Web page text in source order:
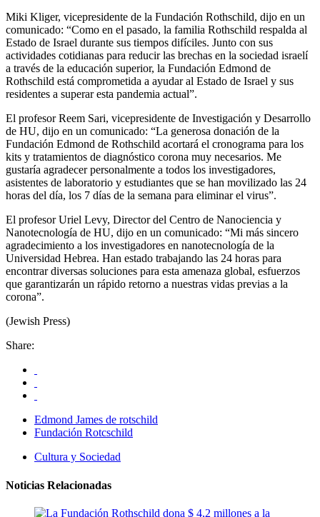
Miki Kliger, vicepresidente de la Fundación Rothschild, dijo en un
comunicado: “Como en el pasado, la familia Rothschild respalda al
Estado de Israel durante sus tiempos difíciles. Junto con sus
actividades cotidianas para reducir las brechas en la sociedad israelí
a través de la educación superior, la Fundación Edmond de
Rothschild está comprometida a ayudar al Estado de Israel y sus
residentes a superar esta pandemia actual”.
El profesor Reem Sari, vicepresidente de Investigación y Desarrollo
de HU, dijo en un comunicado: “La generosa donación de la
Fundación Edmond de Rothschild acortará el cronograma para los
kits y tratamientos de diagnóstico corona muy necesarios. Me
gustaría agradecer personalmente a todos los investigadores,
asistentes de laboratorio y estudiantes que se han movilizado las 24
horas del día, los 7 días de la semana para eliminar el virus”.
El profesor Uriel Levy, Director del Centro de Nanociencia y
Nanotecnología de HU, dijo en un comunicado: “Mi más sincero
agradecimiento a los investigadores en nanotecnología de la
Universidad Hebrea. Han estado trabajando las 24 horas para
encontrar diversas soluciones para esta amenaza global, esfuerzos
que garantizarán un rápido retorno a nuestras vidas previas a la
corona”.
(Jewish Press)
Share:
Edmond James de rotschild
Fundación Rotcschild
Cultura y Sociedad
Noticias Relacionadas